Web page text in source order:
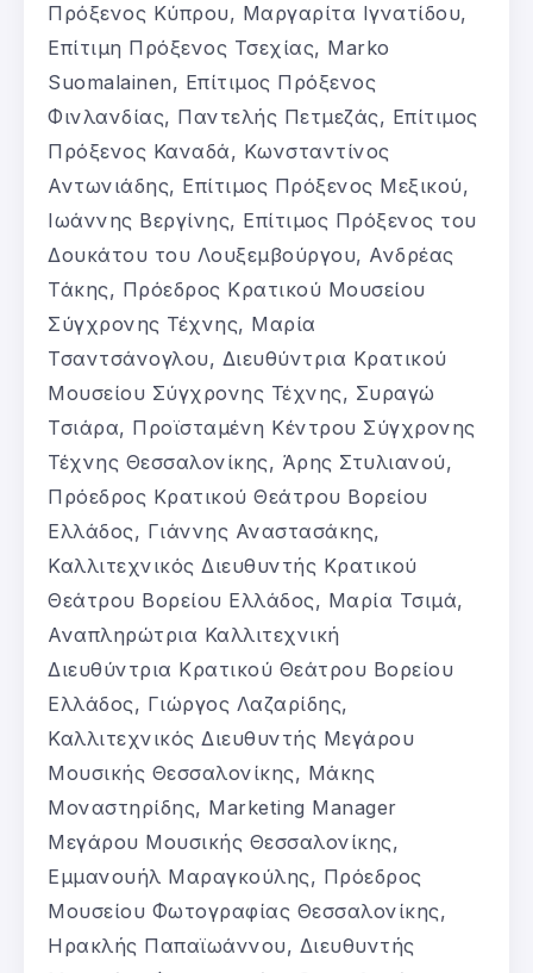
Πρόξενος Κύπρου, Μαργαρίτα Ιγνατίδου,
Επίτιμη Πρόξενος Τσεχίας, Marko
Suomalainen, Επίτιμος Πρόξενος
Φινλανδίας, Παντελής Πετμεζάς, Επίτιμος
Πρόξενος Καναδά, Κωνσταντίνος
Αντωνιάδης, Επίτιμος Πρόξενος Μεξικού,
Ιωάννης Βεργίνης, Επίτιμος Πρόξενος του
Δουκάτου του Λουξεμβούργου, Ανδρέας
Τάκης, Πρόεδρος Κρατικού Μουσείου
Σύγχρονης Τέχνης, Μαρία
Τσαντσάνογλου, Διευθύντρια Κρατικού
Μουσείου Σύγχρονης Τέχνης, Συραγώ
Τσιάρα, Προϊσταμένη Κέντρου Σύγχρονης
Τέχνης Θεσσαλονίκης, Άρης Στυλιανού,
Πρόεδρος Κρατικού Θεάτρου Βορείου
Ελλάδος, Γιάννης Αναστασάκης,
Καλλιτεχνικός Διευθυντής Κρατικού
Θεάτρου Βορείου Ελλάδος, Μαρία Τσιμά,
Αναπληρώτρια Καλλιτεχνική
Διευθύντρια Κρατικού Θεάτρου Βορείου
Ελλάδος, Γιώργος Λαζαρίδης,
Καλλιτεχνικός Διευθυντής Μεγάρου
Μουσικής Θεσσαλονίκης, Μάκης
Μοναστηρίδης, Marketing Manager
Μεγάρου Μουσικής Θεσσαλονίκης,
Εμμανουήλ Μαραγκούλης, Πρόεδρος
Μουσείου Φωτογραφίας Θεσσαλονίκης,
Ηρακλής Παπαϊωάννου, Διευθυντής